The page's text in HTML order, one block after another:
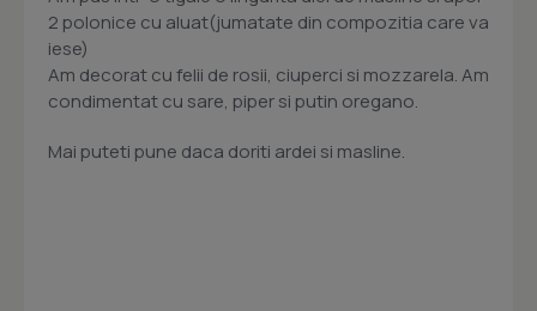
2 polonice cu aluat(jumatate din compozitia care va
iese)
Am decorat cu felii de rosii, ciuperci si mozzarela. Am
condimentat cu sare, piper si putin oregano.
Mai puteti pune daca doriti ardei si masline.